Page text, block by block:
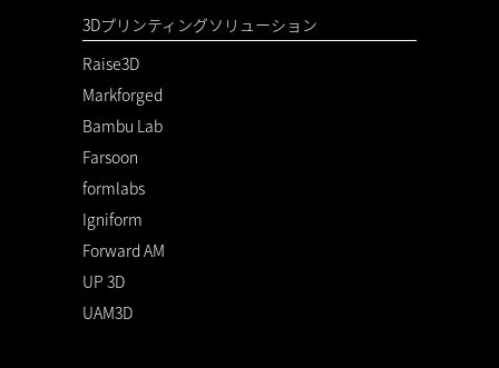
3Dプリンティングソリューション
Raise3D
Markforged
Bambu Lab
Farsoon
formlabs
Igniform
Forward AM
UP 3D
UAM3D